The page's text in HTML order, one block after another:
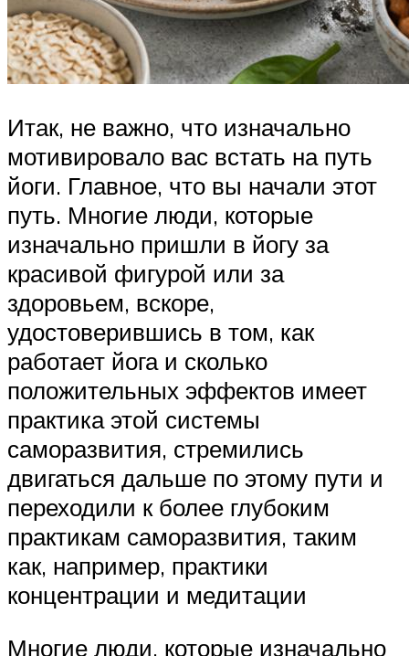
Итак, не важно, что изначально
мотивировало вас встать на путь
йоги. Главное, что вы начали этот
путь. Многие люди, которые
изначально пришли в йогу за
красивой фигурой или за
здоровьем, вскоре,
удостоверившись в том, как
работает йога и сколько
положительных эффектов имеет
практика этой системы
саморазвития, стремились
двигаться дальше по этому пути и
переходили к более глубоким
практикам саморазвития, таким
как, например, практики
концентрации и медитации
Многие люди, которые изначально